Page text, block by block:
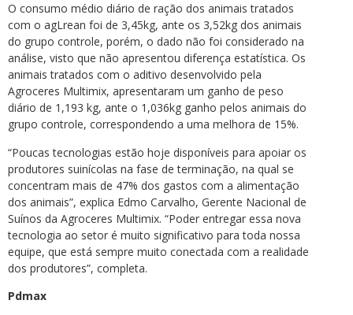
O consumo médio diário de ração dos animais tratados
com o agLrean foi de 3,45kg, ante os 3,52kg dos animais
do grupo controle, porém, o dado não foi considerado na
análise, visto que não apresentou diferença estatística. Os
animais tratados com o aditivo desenvolvido pela
Agroceres Multimix, apresentaram um ganho de peso
diário de 1,193 kg, ante o 1,036kg ganho pelos animais do
grupo controle, correspondendo a uma melhora de 15%.
“Poucas tecnologias estão hoje disponíveis para apoiar os
produtores suinícolas na fase de terminação, na qual se
concentram mais de 47% dos gastos com a alimentação
dos animais”, explica Edmo Carvalho, Gerente Nacional de
Suínos da Agroceres Multimix. “Poder entregar essa nova
tecnologia ao setor é muito significativo para toda nossa
equipe, que está sempre muito conectada com a realidade
dos produtores”, completa.
Pdmax